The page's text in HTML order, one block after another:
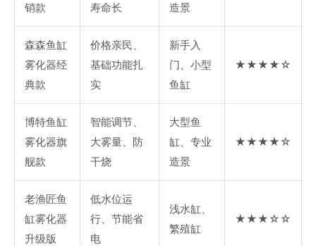
销款
寿命长
造景
森森鱼缸
雾化器经
典款
价格亲民、
基础功能扎
实
新手入
门、小型
鱼缸
★★★★☆
博特鱼缸
雾化器旗
舰款
智能调节、
大雾量、防
干烧
大型鱼
缸、专业
造景
★★★★☆
老渔匠鱼
缸雾化器
升级版
低水位运
行、节能省
电
浅水缸、
繁殖缸
★★★☆☆